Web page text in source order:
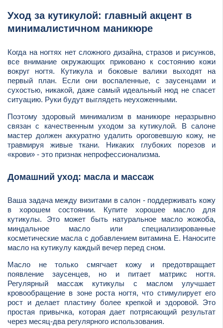
Уход за кутикулой: главный акцент в
минималистичном маникюре
Когда на ногтях нет сложного дизайна, стразов и рисунков,
все внимание окружающих приковано к состоянию кожи
вокруг ногтя. Кутикула и боковые валики выходят на
первый план. Если они воспаленные, с заусенцами и
сухостью, никакой, даже самый идеальный нюд не спасет
ситуацию. Руки будут выглядеть неухоженными.
Поэтому здоровый минимализм в маникюре неразрывно
связан с качественным уходом за кутикулой. В салоне
мастер должен аккуратно удалить ороговевшую кожу, не
травмируя живые ткани. Никаких глубоких порезов и
«крови» - это признак непрофессионализма.
Домашний уход: масла и массаж
Ваша задача между визитами в салон - поддерживать кожу
в хорошем состоянии. Купите хорошее масло для
кутикулы. Это может быть натуральное масло жожоба,
миндальное масло или специализированные
косметические масла с добавлением витамина Е. Наносите
масло на кутикулу каждый вечер перед сном.
Масло не только смягчает кожу и предотвращает
появление заусенцев, но и питает матрикс ногтя.
Регулярный массаж кутикулы с маслом улучшает
кровообращение в зоне роста ногтя, что стимулирует его
рост и делает пластину более крепкой и здоровой. Это
простая привычка, которая дает потрясающий результат
через месяц-два регулярного использования.